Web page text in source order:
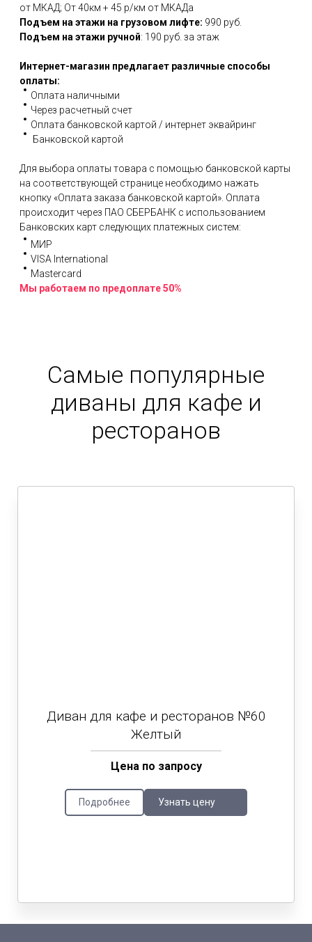
от МКАД; От 40км + 45 р/км от МКАДа
Подъем на этажи на грузовом лифте: 990 руб.
Подъем на этажи ручной: 190 руб. за этаж
Интернет-магазин предлагает различные способы
оплаты:
Оплата наличными
Через расчетный счет
Оплата банковской картой / интернет эквайринг
Банковской картой
Для выбора оплаты товара с помощью банковской карты
на соответствующей странице необходимо нажать
кнопку «Оплата заказа банковской картой». Оплата
происходит через ПАО СБЕРБАНК с использованием
Банковских карт следующих платежных систем:
МИР
VISA International
Mastercard
Мы работаем по предоплате 50%
Самые популярные
диваны для кафе и
ресторанов
Диван для кафе и ресторанов №60
Желтый
Цена по запросу
Подробнее Узнать цену